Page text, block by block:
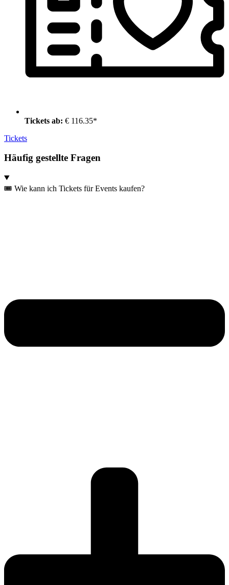
Tickets ab: € 116.35*
Tickets
Häufig gestellte Fragen
🎟️ Wie kann ich Tickets für Events kaufen?